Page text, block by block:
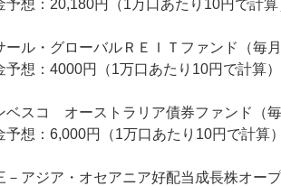
予想：20,180円（1万口あたり10円で計算
ール・グローバルＲＥＩＴファンド（毎月
予想：4000円（1万口あたり10円で計算）
ベスコ オーストラリア債券ファンド（毎
予想：6,000円（1万口あたり10円で計算）
－アジア・オセアニア好配当成長株オー